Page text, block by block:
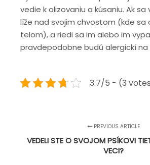
vedie k olizovaniu a kúsaniu. Ak
líže nad svojim chvostom (kde sa
telom), a riedi sa im alebo im
pravdepodobne budú alergickí na
3.7/5 - (3
PREVIOUS ARTICLE
VEDELI STE O SVOJOM PSÍKOVI
VECI?